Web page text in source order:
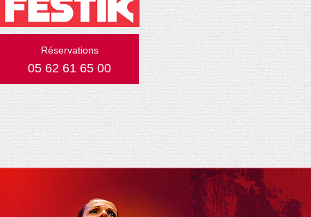
Réservations
05 62 61 65 00